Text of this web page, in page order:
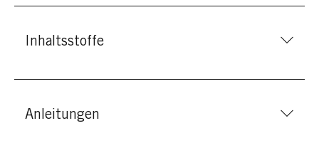
Inhaltsstoffe
Anleitungen